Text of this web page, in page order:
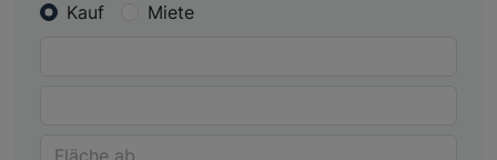
Kauf Miete